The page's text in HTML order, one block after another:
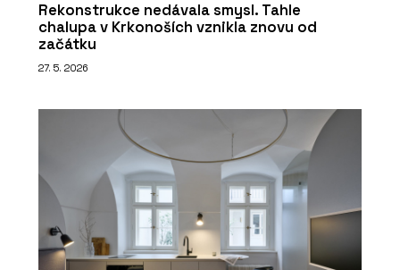
Rekonstrukce nedávala smysl. Tahle
chalupa v Krkonoších vznikla znovu od
začátku
27. 5. 2026